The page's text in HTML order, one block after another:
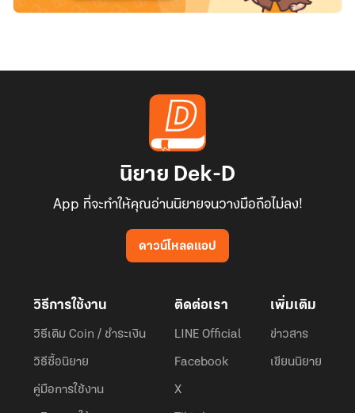
นิยาย Dek-D
App ที่จะทำให้คุณอ่านนิยายจนวางมือถือไม่ลง!
ดาวน์โหลดแอป
วิธีการใช้งาน
วิธีเติม Coin / ชำระเงิน
วิธีซื้อนิยาย
คู่มือการใช้งาน
ติดต่อเรา
LINE Official
Facebook
X
เพิ่มเติม
ข่าวสาร
เขียนนิยาย